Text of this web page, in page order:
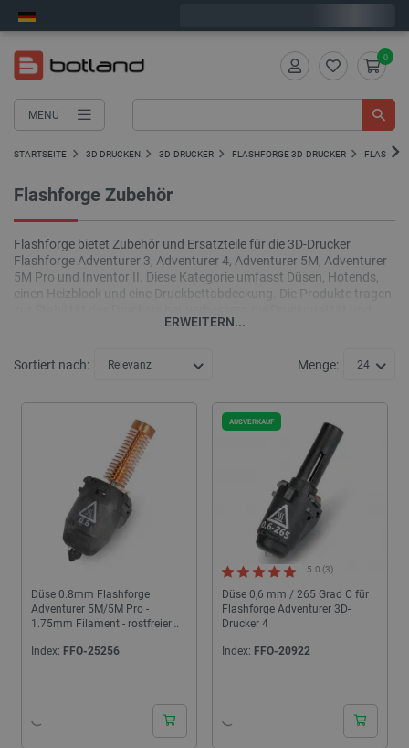
MENU
0
STARTSEITE 3D DRUCKEN 3D-DRUCKER FLASHFORGE 3D-DRUCKER
Flashforge Zubehör
Flashforge bietet Zubehör und Ersatzteile für die 3D-Drucker
Flashforge Adventurer 3, Adventurer 4, Adventurer 5M, Adventurer
5M Pro und Inventor II. Diese Kategorie umfasst Düsen, Hotends,
einen Heizblock und eine Druckbettabdeckung. Die Produkte tragen
ermöglichen den schnellen Austausch verschlissener Teile.
ERWEITERN...
Sortiert nach: Relevanz Menge: 24
Düse 0.8mm Flashforge
Adventurer 5M/5M Pro -
1.75mm Filament - rostfreier
Index: FFO-25256
Düse 0,6 mm / 265 Grad C für
Flashforge Adventurer 3D-
Drucker 4
5.0 (3)
Index: FFO-20922
AUSVERKAUF